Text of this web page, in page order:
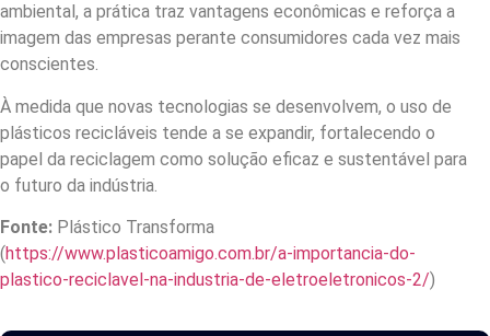
ambiental, a prática traz vantagens econômicas e reforça a
imagem das empresas perante consumidores cada vez mais
conscientes.
À medida que novas tecnologias se desenvolvem, o uso de
plásticos recicláveis tende a se expandir, fortalecendo o
papel da reciclagem como solução eficaz e sustentável para
o futuro da indústria.
Fonte: Plástico Transforma
(https://www.plasticoamigo.com.br/a-importancia-do-
plastico-reciclavel-na-industria-de-eletroeletronicos-2/)